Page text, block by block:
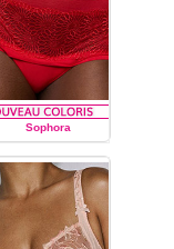
Sophora
DONNA